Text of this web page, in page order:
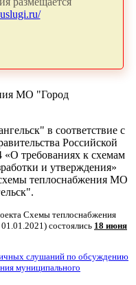
МО "Город
в соответствие с
Российской
требованиях к схемам
и утверждения»
схемы теплоснабжения МО
Схемы теплоснабжения
состоялись 18 июня
слушаний по обсуждению
муниципального